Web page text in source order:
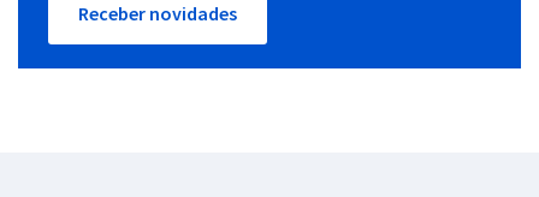
Receber novidades